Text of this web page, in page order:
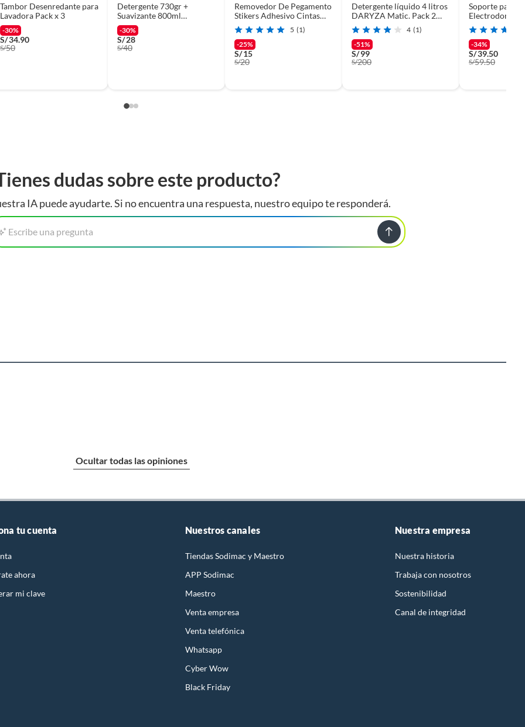
Tambor Desenredante para
Lavadora Pack x 3
-30%
S/34.90
S/50
Detergente 730gr +
Suavizante 800ml
BOLIVAR Bebés y Niños
PROMO PACK
-30%
S/28
S/40
Removedor De Pegamento
Stikers Adhesivo Cintas
Chicle Spray
5 (1)
-25%
S/15
S/20
Detergente líquido 4 litros
DARYZA Matic. Pack 2
galoneras
4 (1)
-51%
S/99
S/200
Soporte para
Ruedas
Refrigeradora
-34%
S/39.50
S/59.50
dudas sobre este producto?
IA puede ayudarte. Si no encuentra una respuesta, nuestro equipo te responderá.
Escribe una pregunta
Ocultar todas las opiniones
tu cuenta
ahora
mi clave
Nuestros canales
Tiendas Sodimac y Maestro
APP Sodimac
Maestro
Venta empresa
Venta telefónica
Whatsapp
Cyber Wow
Black Friday
Nuestra empresa
Nuestra historia
Trabaja con nosotros
Sostenibilidad
Canal de integridad